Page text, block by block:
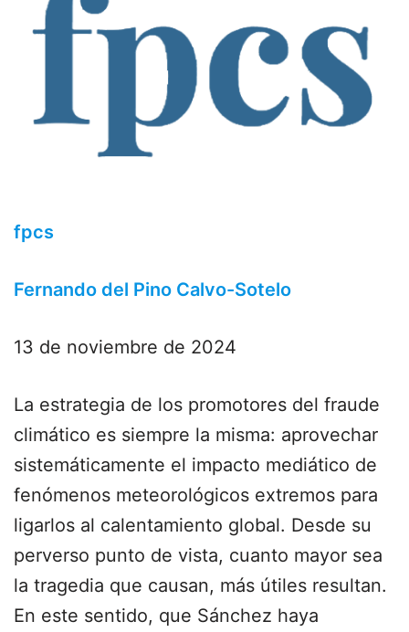
fpcs
Fernando del Pino Calvo-Sotelo
13 de noviembre de 2024
La estrategia de los promotores del fraude
climático es siempre la misma: aprovechar
sistemáticamente el impacto mediático de
fenómenos meteorológicos extremos para
ligarlos al calentamiento global. Desde su
perverso punto de vista, cuanto mayor sea
la tragedia que causan, más útiles resultan.
En este sentido, que Sánchez haya